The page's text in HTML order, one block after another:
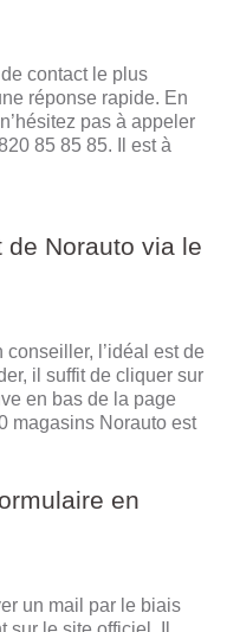
contact le plus
réponse rapide. En
pas à appeler
85 85 85. Il est à
Norauto via le
l’idéal est de
il suffit de cliquer sur
en bas de la page
magasins Norauto est
en
un mail par le biais